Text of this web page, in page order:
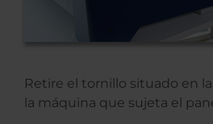
Retire el tornillo situado en
la máquina que sujeta el